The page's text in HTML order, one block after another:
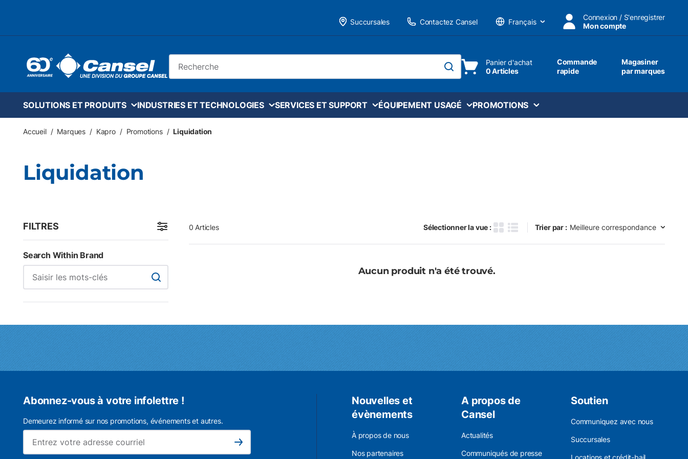
Succursales
Contactez Cansel
Langue
Connexion / S'enregistrer
Mon compte
soumettre une recherche
Panier d'achat
0 Articles
Commande
rapide
Magasiner
par marques
SOLUTIONS ET PRODUITS INDUSTRIES ET TECHNOLOGIES SERVICES ET SUPPORT ÉQUIPEMENT USAGÉ PROMOTIONS
Accueil / Marques / Kapro / Promotions / Liquidation
Liquidation
FILTRES Passer aux résultats
Search Within Brand
Search Within Brand
0 Articles Sélectionner la vue :
Grille des produits
Vue de la liste des produits
Trier par :
Trier par :
Aucun produit n'a été trouvé.
Abonnez-vous à votre infolettre !
Demeurez informé sur nos promotions, événements et autres.
Subscribe
L'adresse électronique est obligatoire.
Nouvelles et
évènements
À propos de nous
Nos partenaires
A propos de
Cansel
Actualités
Communiqués de presse
Soutien
Communiquez avec nous
Succursales
Locations et crédit-bail